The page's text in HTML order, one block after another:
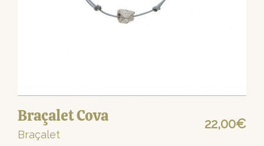
Braçalet Cova
Braçalet
22,00€